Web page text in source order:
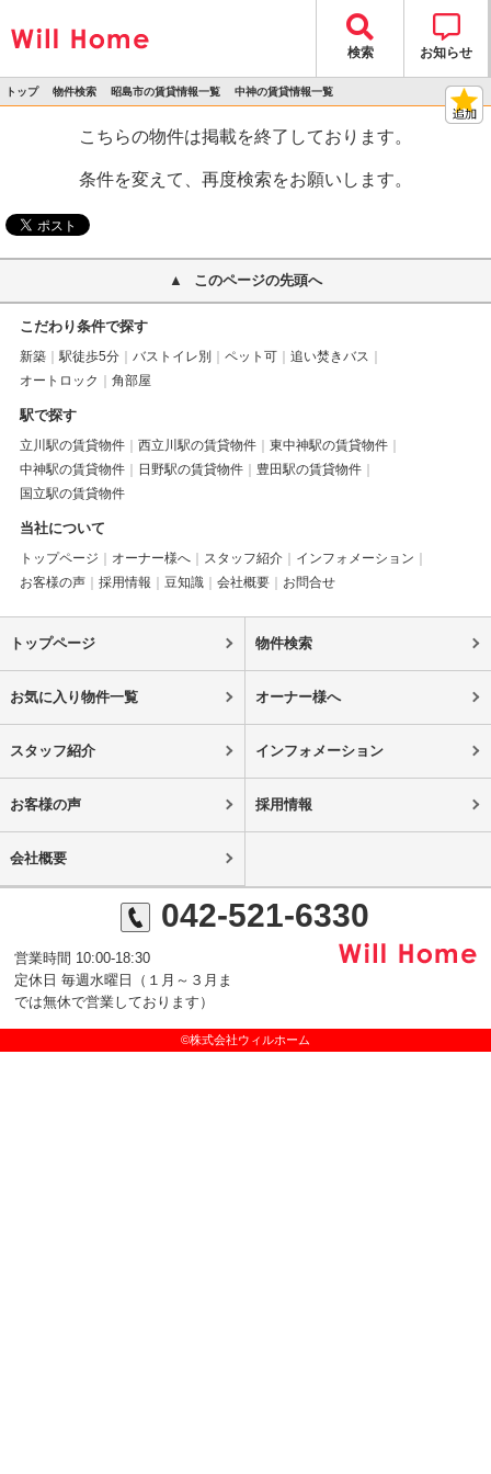
検索 お知らせ
トップ 物件検索 昭島市の賃貸情報一覧 中神の賃貸情報一覧
こちらの物件は掲載を終了しております。
条件を変えて、再度検索をお願いします。
このページの先頭へ
こだわり条件で探す
新築 駅徒歩5分 バストイレ別 ペット可
追い焚きバス
オートロック
角部屋
駅で探す
立川駅の賃貸物件 西立川駅の賃貸物件
東中神駅の賃貸物件
中神駅の賃貸物件
日野駅の賃貸物件
豊田駅の賃貸物件
国立駅の賃貸物件
当社について
トップページ オーナー様へ スタッフ紹介
インフォメーション
お客様の声
採用情報 豆知識 会社概要 お問合せ
トップページ 物件検索
お気に入り物件一覧 オーナー様へ
スタッフ紹介 インフォメーション
お客様の声 採用情報
会社概要
042-521-6330
営業時間 10:00-18:30
定休日 毎週水曜日（１月～３月ま
では無休で営業しております）
©株式会社ウィルホーム